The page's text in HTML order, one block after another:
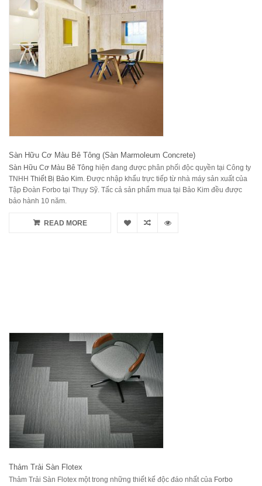
Sàn Hữu Cơ Màu Bê Tông (Sàn Marmoleum Concrete)
Sàn Hữu Cơ Màu Bê Tông hiện đang được phân phối độc quyền tại Công ty
TNHH Thiết Bị Bảo Kim. Được nhập khẩu trực tiếp từ nhà máy sản xuất của
Tập Đoàn Forbo tại Thụy Sỹ. Tấc cả sản phẩm mua tại Bảo Kim đều được
bảo hành 10 năm.
READ MORE
Thảm Trải Sàn Flotex
Thảm Trải Sàn Flotex một trong những thiết kế độc đáo nhất của Forbo